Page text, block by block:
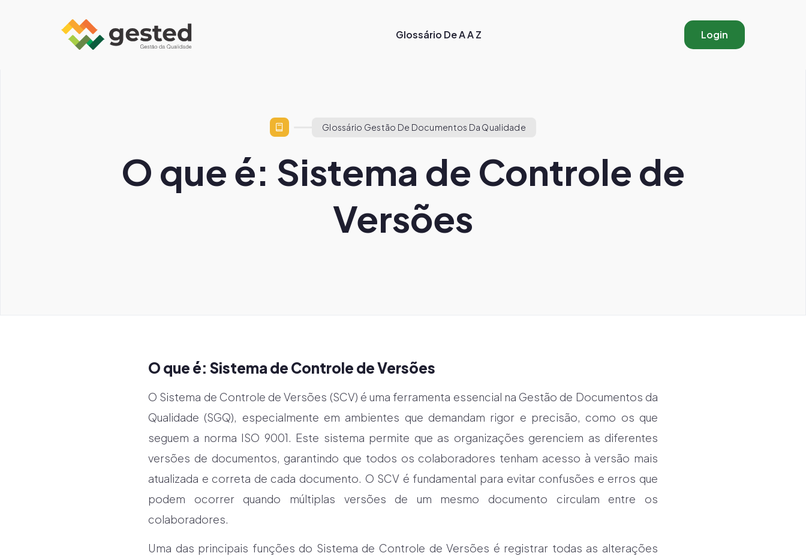
Glossário De A A Z Login
Glossário Gestão De Documentos Da Qualidade
O que é: Sistema de Controle de
Versões
O que é: Sistema de Controle de Versões
O Sistema de Controle de Versões (SCV) é uma ferramenta essencial na Gestão de Documentos da
Qualidade (SGQ), especialmente em ambientes que demandam rigor e precisão, como os que
seguem a norma ISO 9001. Este sistema permite que as organizações gerenciem as diferentes
versões de documentos, garantindo que todos os colaboradores tenham acesso à versão mais
atualizada e correta de cada documento. O SCV é fundamental para evitar confusões e erros que
podem ocorrer quando múltiplas versões de um mesmo documento circulam entre os
colaboradores.
Uma das principais funções do Sistema de Controle de Versões é registrar todas as alterações